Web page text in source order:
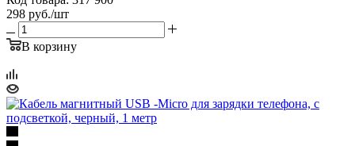
298 руб./шт
В корзину